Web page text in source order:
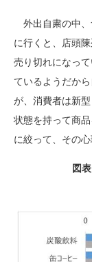
外出自粛の中、
に行くと、店頭
売り切れになっ
ているようだか
が、消費者は新
状態を持って商
に絞って、その
図